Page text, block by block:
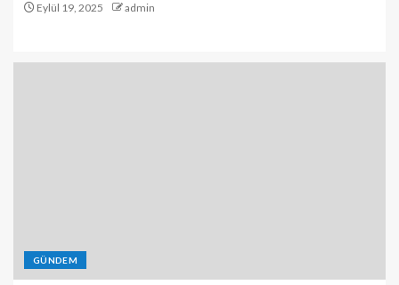
Eylül 19, 2025 admin
GÜNDEM